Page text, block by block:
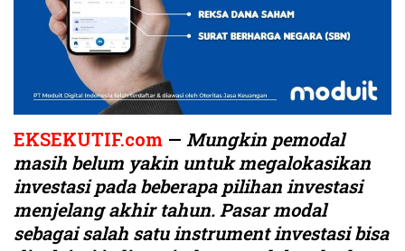
EKSEKUTIF.com — Mungkin pemodal
masih belum yakin untuk megalokasikan
investasi pada beberapa pilihan investasi
menjelang akhir tahun. Pasar modal
sebagai salah satu instrument investasi bisa